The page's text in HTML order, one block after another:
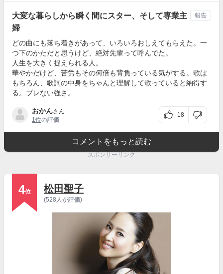
大変な暮らしから瞬く間にスター、そして専業主
婦
どの曲にも落ち着きがあって、いろいろおしえてもらえた。一
つ下のかただと思うけど、絶対先輩って呼んでた。
人生を大きく捉えられる人。
華やかだけど、苦労もその何倍も背負っている気がする。歌は
もちろん、歌詞の中身をちゃんと理解して歌っていると納得す
る。ブレない強さ。
おかんさん
1位の評価
18
報告
コメントをもっと読む
スポンサーリンク
4位 松田聖子
(528人が評価)